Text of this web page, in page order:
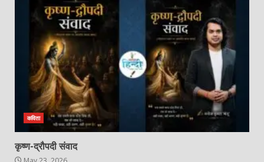
कविता
कृष्ण-द्रौपदी संवाद